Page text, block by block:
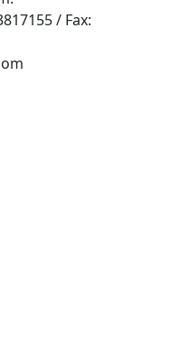
/ Fax: